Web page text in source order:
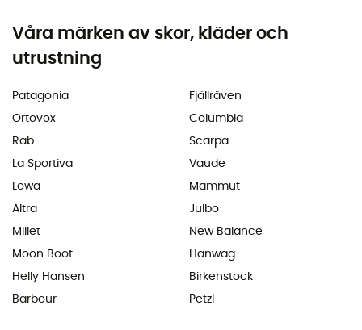
Våra märken av skor, kläder och
utrustning
Patagonia
Ortovox
Rab
La Sportiva
Lowa
Altra
Millet
Moon Boot
Helly Hansen
Barbour
Fjällräven
Columbia
Scarpa
Vaude
Mammut
Julbo
New Balance
Hanwag
Birkenstock
Petzl